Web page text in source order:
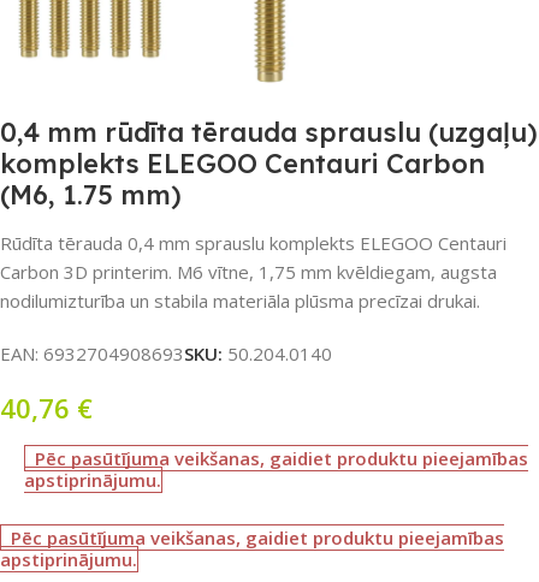
0,4 mm rūdīta tērauda sprauslu (uzgaļu)
komplekts ELEGOO Centauri Carbon
(M6, 1.75 mm)
Rūdīta tērauda 0,4 mm sprauslu komplekts ELEGOO Centauri
Carbon 3D printerim. M6 vītne, 1,75 mm kvēldiegam, augsta
nodilumizturība un stabila materiāla plūsma precīzai drukai.
EAN: 6932704908693SKU: 50.204.0140
40,76 €
Pēc pasūtījuma veikšanas, gaidiet produktu pieejamības
apstiprinājumu.
Pēc pasūtījuma veikšanas, gaidiet produktu pieejamības
apstiprinājumu.